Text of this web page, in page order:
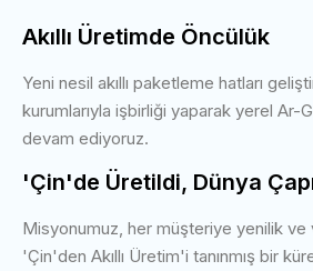
Akıllı Üretimde Öncülük
Yeni nesil akıllı paketleme hatları
kurumlarıyla işbirliği yaparak yerel Ar-
devam ediyoruz.
'Çin'de Üretildi, Dünya
Misyonumuz, her müşteriye yenilik ve
'Çin'den Akıllı Üretim'i tanınmış bir